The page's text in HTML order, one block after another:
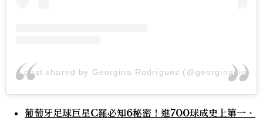
A post shared by Georgina Rodríguez (@georginagio)
葡萄牙足球巨星C羅必知6秘密！進700球成史上第一、